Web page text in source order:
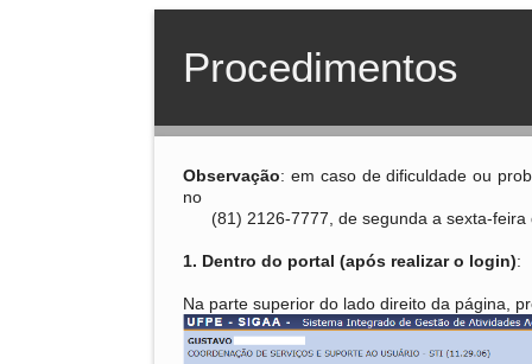
Procedimentos
Observação: em caso de dificuldade ou
no
(81) 2126-7777, de segunda a sexta-feira
1. Dentro do portal (após realizar o login):
Na parte superior do lado direito da página,